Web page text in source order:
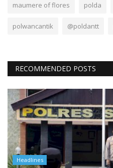
maumere of flores polda
polwancantik @poldantt
RECOMMENDED POSTS
Headlines